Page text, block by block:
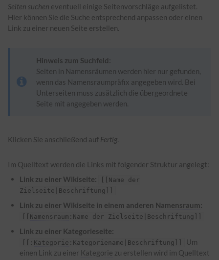
Seiten suchen eventuell einige Seitenvorschläge aufgelistet.
Hier können Sie die Suche entsprechend anpassen oder einen
Link zu einer neuen Seite erstellen.
Hinweis zum Suchfeld:
Seiten in Namensräumen werden hier nur gefunden,
wenn das Namensraumpräfix angegeben wird. Bei
Unterseiten muss zusätzlich die übergeordnete
Seite mit angegeben werden.
Klicken Sie anschließend auf Fertig.
Im Quelltext werden die Links mit folgender Struktur angelegt:
Link zu einer Wikiseite:
[[Name der
Zielseite|Beschriftung]]
Link zu einer Wikiseite in einem anderen Namensraum:
Namensraum :Name der Zielseite|Beschriftung]]
Link zu einer Kategorieseite:
[[: Kategorie :Kategoriename|Beschriftung]]
Um
einen Link zu einer Kategorie zu erstellen wird im Quelltext